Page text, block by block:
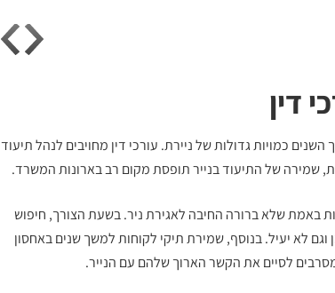
דין
כמויות גדולות של ניירת. עורכי דין מחויבים לנהל תיעוד
שמירה של התיעוד בנייר תופסת מקום רב בארונות המשרד.
באמת שלא ברורה החיבה לאגירת ניר. בשעת הצורך, חיפוש
לא יעיל. בנוסף, שמירת תיקי לקוחות למשך שנים באחסון
לסיים את הקשר הארוך שלהם עם הנייר.